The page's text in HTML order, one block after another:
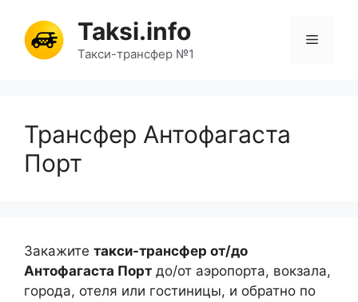
содержимому
Taksi.info
Такси-трансфер №1
Меню
Трансфер Антофагаста
Порт
Закажите такси-трансфер от/до
Антофагаста Порт до/от аэропорта, вокзала,
города, отеля или гостиницы, и обратно по